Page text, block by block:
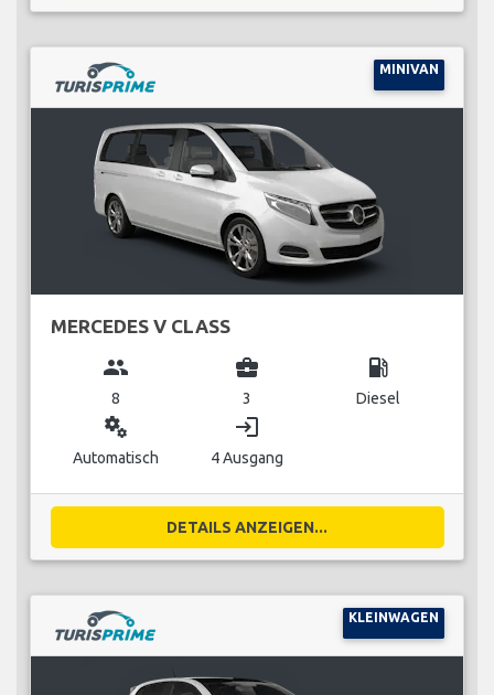
MINIVAN
MERCEDES V CLASS
group
8
business_center
3
local_gas_station
Diesel
miscellaneous_services
Automatisch
login
4 Ausgang
DETAILS ANZEIGEN...
KLEINWAGEN